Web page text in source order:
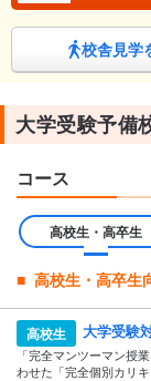
校舎見学
大学受験予備
コース
高校生・高卒生
高校生・高卒生
高校生 大学受験
「完全マンツーマン授
わせた「完全個別カリ